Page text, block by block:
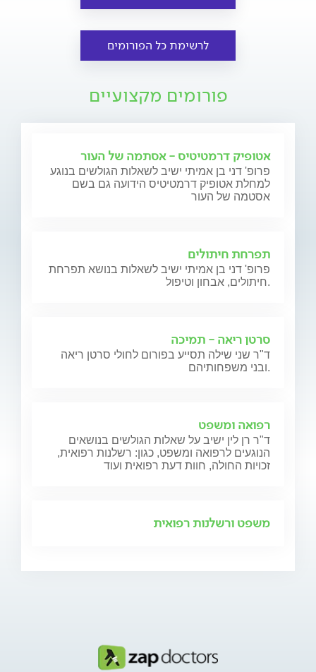
לרשימת כל הפורומים
פורומים מקצועיים
אטופיק דרמטיטיס - אסתמה של העור
פרופ' דני בן אמיתי ישיב לשאלות הגולשים בנוגע
למחלת אטופיק דרמטיטיס הידועה גם בשם
אסטמה של העור
תפרחת חיתולים
פרופ' דני בן אמיתי ישיב לשאלות בנושא תפרחת
חיתולים, אבחון וטיפול.
סרטן ריאה - תמיכה
ד"ר שני שילה תסייע בפורום לחולי סרטן ריאה
ובני משפחותיהם.
רפואה ומשפט
ד"ר רן לין ישיב על שאלות הגולשים בנושאים
הנוגעים לרפואה ומשפט, כגון: רשלנות רפואית,
זכויות החולה, חוות דעת רפואית ועוד
משפט ורשלנות רפואית